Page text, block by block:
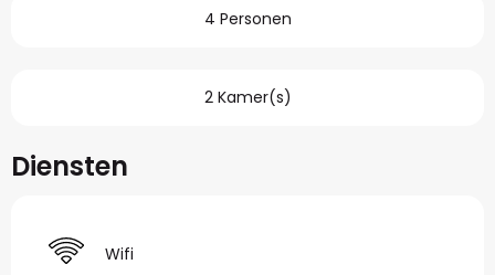
4 Personen
2 Kamer(s)
Diensten
Wifi